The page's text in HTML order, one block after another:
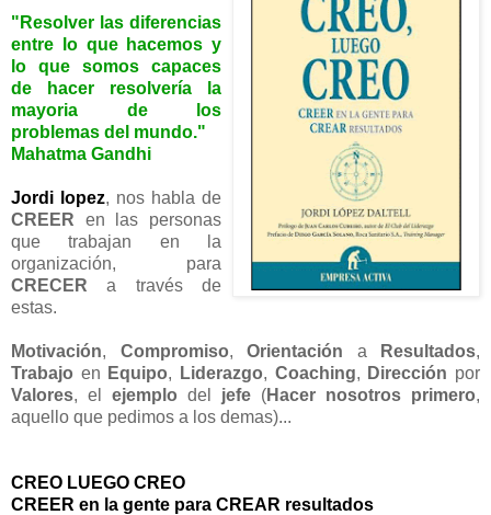
"Resolver las diferencias
entre lo que hacemos y
lo que somos capaces
de hacer resolvería la
mayoria de los
problemas del mundo."
Mahatma Gandhi
Jordi lopez, nos habla de
CREER en las personas
que trabajan en la
organización, para
CRECER a través de
estas.
Motivación, Compromiso, Orientación a Resultados,
Trabajo en Equipo, Liderazgo, Coaching, Dirección por
Valores, el ejemplo del jefe (Hacer nosotros primero,
aquello que pedimos a los demas)...
CREO LUEGO CREO
CREER en la gente para CREAR resultados